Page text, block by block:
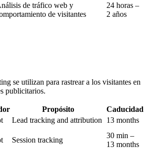
de tráfico web y
de visitantes
24 horas –
2 años
se utilizan para rastrear a los visitantes en
publicitarios.
Propósito
Caducidad
Lead tracking and attribution
13 months
Session tracking
30 min –
13 months